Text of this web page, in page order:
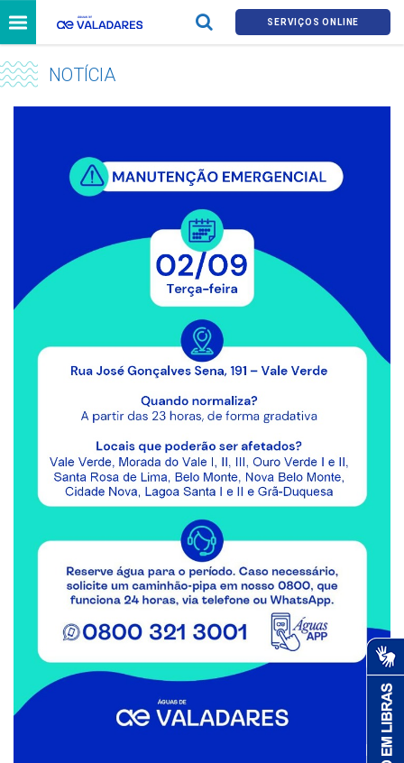
SERVIÇOS ONLINE
NOTÍCIA